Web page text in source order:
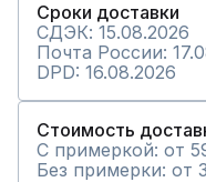
Сроки доставки
СДЭК: 15.08.2026
Почта России:
DPD: 16.08.2026
Стоимость
С примеркой: от
Без примерки: от